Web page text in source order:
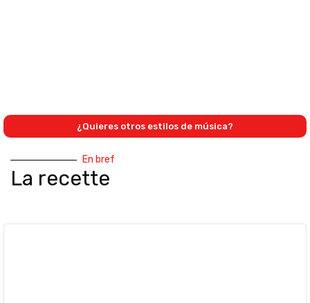
En bref
La recette
¿Quieres otros estilos de música?